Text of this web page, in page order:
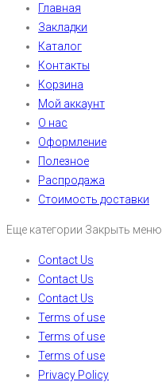
Главная
Закладки
Каталог
Контакты
Корзина
Мой аккаунт
О нас
Оформление
Полезное
Распродажа
Стоимость доставки
Еще категории Закрыть меню
Contact Us
Contact Us
Contact Us
Terms of use
Terms of use
Terms of use
Privacy Policy